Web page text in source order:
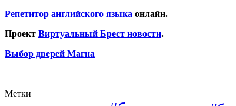
Репетитор английского языка онлайн.
Проект Виртуальный Брест новости.
Выбор дверей Магна
Метки